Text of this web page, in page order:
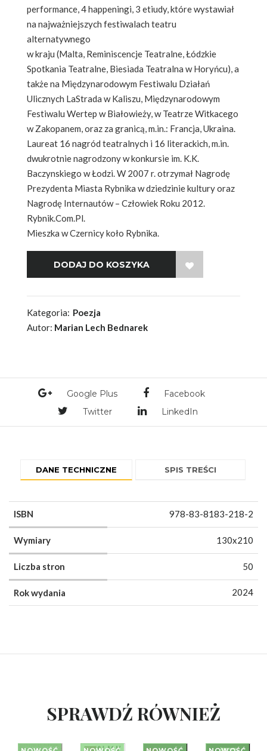
performance, 4 happeningi, 3 etiudy, które wystawiał
na najważniejszych festiwalach teatru
alternatywnego
w kraju (Malta, Reminiscencje Teatralne, Łódzkie
Spotkania Teatralne, Biesiada Teatralna w Horyńcu), a
także na Międzynarodowym Festiwalu Działań
Ulicznych LaStrada w Kaliszu, Międzynarodowym
Festiwalu Wertep w Białowieży, w Teatrze Witkacego
w Zakopanem, oraz za granicą, m.in.: Francja, Ukraina.
Laureat 16 nagród teatralnych i 16 literackich, m.in.
dwukrotnie nagrodzony w konkursie im. K.K.
Baczynskiego w Łodzi. W 2007 r. otrzymał Nagrodę
Prezydenta Miasta Rybnika w dziedzinie kultury oraz
Nagrodę Internautów – Człowiek Roku 2012.
Rybnik.Com.Pl.
Mieszka w Czernicy koło Rybnika.
WISH LIST
Kategoria: Poezja
Autor: Marian Lech Bednarek
Google Plus
Facebook
Twitter
LinkedIn
DANE TECHNICZNE SPIS TREŚCI
ISBN 978-83-8183-218-2
Wymiary 130x210
Liczba stron 50
Rok wydania 2024
SPRAWDŹ RÓWNIEŻ